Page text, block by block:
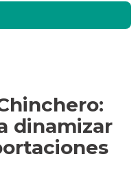
dinamizar